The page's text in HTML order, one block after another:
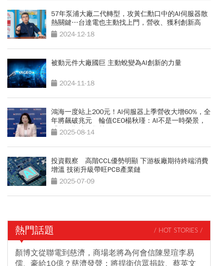
57年泵浦大廠二代轉型，攻黃仁勳口中的AI伺服器散
熱關鍵…台達電也主動找上門，營收、獲利創新高
2024-12-18
被動元件大廠國巨 主動蛻變為AI創新的力量
2024-11-18
鴻海一度站上200元！AI伺服器上季營收大增60%，全
年將飆破兆元 輪值CEO楊秋瑾：AI不是一時榮景，
「是長期成長趨勢」
2025-08-14
投資觀察 高階CCL優勢明顯 下游板廠期待終端消費
增溫 技術升級帶旺PCB產業鏈
2025-07-09
熱門話題 / HOT STORIES /
顏博文從聯電到慈濟，商場老將為何會信陳昱瑄李易
儒、豪給10億？慈濟發聲：將捍衛信眾捐款、蔡英文